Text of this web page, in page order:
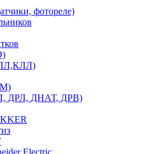
фотореле)
ДРЛ, ДНАТ, ДРВ)
Electric